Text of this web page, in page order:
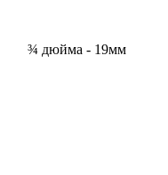
¾ дюйма - 19мм